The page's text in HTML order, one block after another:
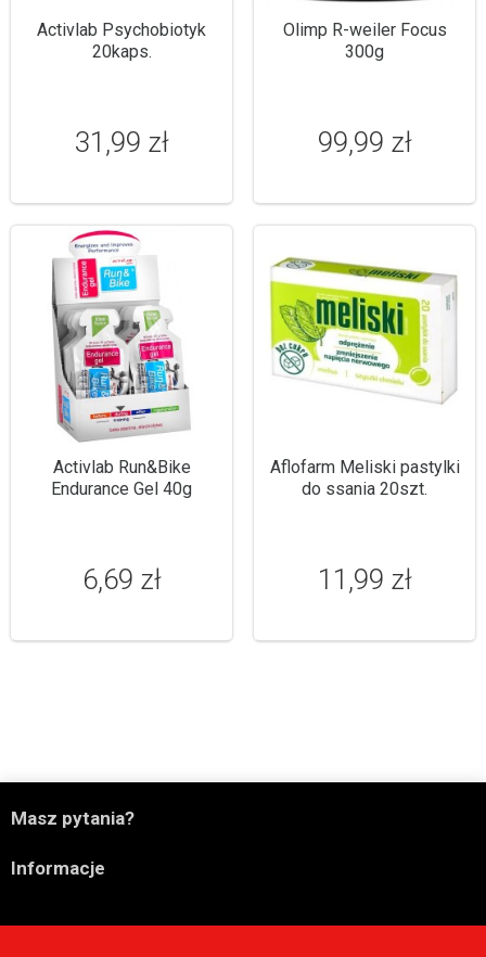
Activlab Psychobiotyk
20kaps.
31,99 zł
Olimp R-weiler Focus
300g
99,99 zł
Activlab Run&Bike
Endurance Gel 40g
6,69 zł
Aflofarm Meliski pastylki
do ssania 20szt.
11,99 zł
Masz pytania?
Informacje